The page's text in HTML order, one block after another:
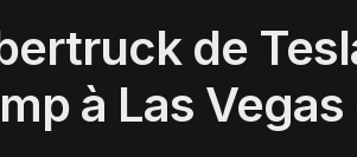
de
à Las